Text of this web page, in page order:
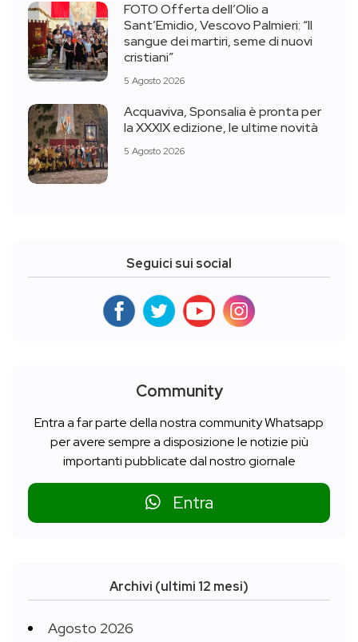
FOTO Offerta dell’Olio a
Sant’Emidio, Vescovo Palmieri: “Il
sangue dei martiri, seme di nuovi
cristiani”
5 Agosto 2026
Acquaviva, Sponsalia è pronta per
la XXXIX edizione, le ultime novità
5 Agosto 2026
Seguici sui social
Community
Entra a far parte della nostra community Whatsapp
per avere sempre a disposizione le notizie più
importanti pubblicate dal nostro giornale
Entra
Archivi (ultimi 12 mesi)
Agosto 2026